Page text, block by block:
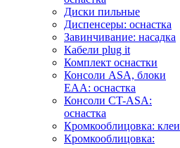
Диски пильные
Диспенсеры: оснастка
Завинчивание: насадка
Кабели plug it
Комплект оснастки
Консоли ASA, блоки
EAA: оснастка
Консоли CT-ASA:
оснастка
Кромкооблицовка: клеи
Кромкооблицовка: